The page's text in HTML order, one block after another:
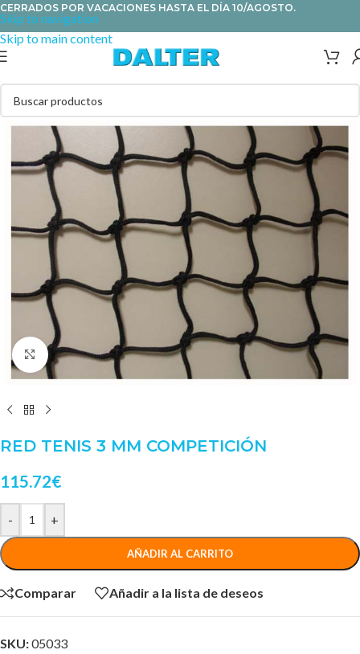
Skip to navigation
Skip to main content
CERRADOS POR VACACIONES HASTA EL DÍA 10/AGOSTO.
Clic para ampliar
RED TENIS 3 MM COMPETICIÓN
115.72€
- +
AÑADIR AL CARRITO
Comparar Añadir a la lista de deseos
SKU:05033